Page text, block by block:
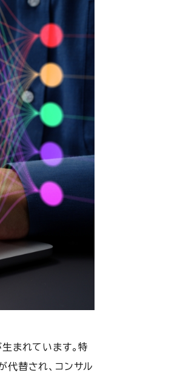
まれています。特
代替され、コンサル